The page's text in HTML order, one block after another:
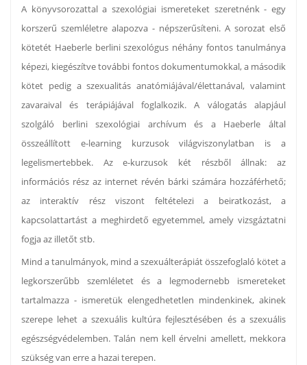
A könyvsorozattal a szexológiai ismereteket szeretnénk - egy
korszerű szemléletre alapozva - népszerűsíteni. A sorozat első
kötetét Haeberle berlini szexológus néhány fontos tanulmánya
képezi, kiegészítve további fontos dokumentumokkal, a második
kötet pedig a szexualitás anatómiájával/élettanával, valamint
zavaraival és terápiájával foglalkozik. A válogatás alapjául
szolgáló berlini szexológiai archívum és a Haeberle által
összeállított e-learning kurzusok világviszonylatban is a
legelismertebbek. Az e-kurzusok két részből állnak: az
információs rész az internet révén bárki számára hozzáférhető;
az interaktív rész viszont feltételezi a beiratkozást, a
kapcsolattartást a meghirdető egyetemmel, amely vizsgáztatni
fogja az illetőt stb.
Mind a tanulmányok, mind a szexuálterápiát összefoglaló kötet a
legkorszerűbb szemléletet és a legmodernebb ismereteket
tartalmazza - ismeretük elengedhetetlen mindenkinek, akinek
szerepe lehet a szexuális kultúra fejlesztésében és a szexuális
egészségvédelemben. Talán nem kell érvelni amellett, mekkora
szükség van erre a hazai terepen.